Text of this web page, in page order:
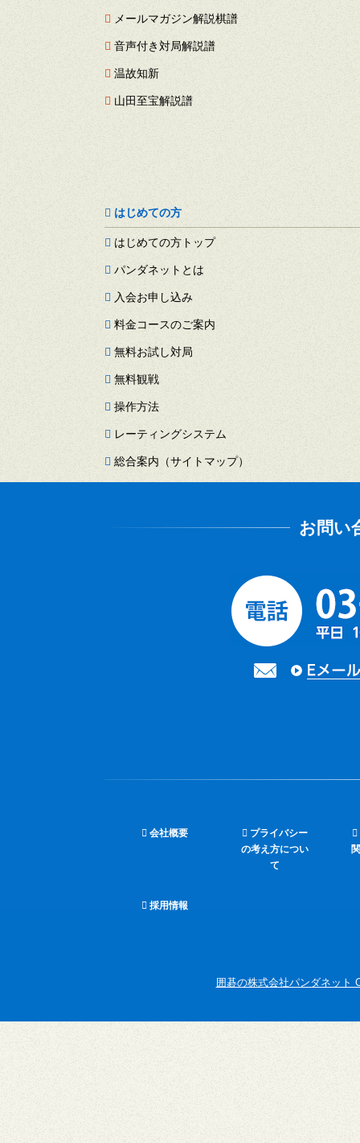
メールマガジン解説棋譜
音声付き対局解説譜
温故知新
山田至宝解説譜
はじめての方
はじめての方トップ
パンダネットとは
入会お申し込み
料金コースのご案内
無料お試し対局
無料観戦
操作方法
レーティングシステム
総合案内（サイトマップ）
会社概要
プライバシー
の考え方につい
て
採用情報
囲碁の株式会社パンダネット